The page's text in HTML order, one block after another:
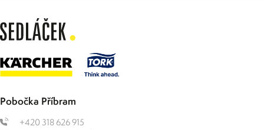
Pobočka Příbram
+420 318 626 915